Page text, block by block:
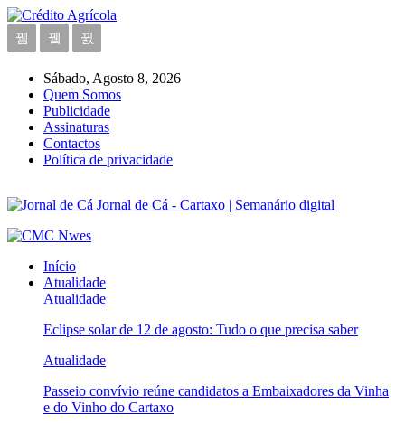
Sábado, Agosto 8, 2026
Quem Somos
Publicidade
Assinaturas
Contactos
Política de privacidade
Jornal de Cá - Cartaxo | Semanário digital
Início
Atualidade
Atualidade
Eclipse solar de 12 de agosto: Tudo o que precisa saber
Atualidade
Passeio convívio reúne candidatos a Embaixadores da Vinha
e do Vinho do Cartaxo